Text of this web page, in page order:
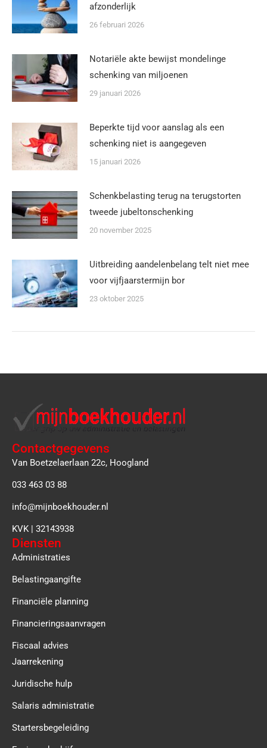
afzonderlijk
26 februari 2026
Notariële akte bewijst mondelinge
schenking van miljoenen
29 januari 2026
Beperkte tijd voor aanslag als een
schenking niet is aangegeven
15 januari 2026
Schenkbelasting terug na terugstorten
tweede jubeltonschenking
20 november 2025
Uitbreiding aandelenbelang telt niet mee
voor vijfjaarstermijn bor
23 oktober 2025
Contactgegevens
Van Boetzelaerlaan 22c, Hoogland
033 463 03 88
info@mijnboekhouder.nl
KVK | 32143938
Diensten
Administraties
Belastingaangifte
Financiële planning
Financieringsaanvragen
Fiscaal advies
Jaarrekening
Juridische hulp
Salaris administratie
Startersbegeleiding